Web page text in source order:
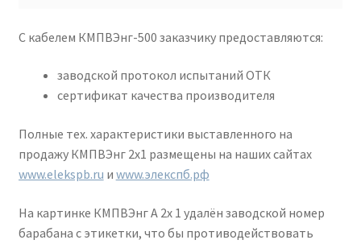
С кабелем КМПВЭнг-500 заказчику предоставляются:
заводской протокол испытаний ОТК
сертификат качества производителя
Полные тех. характеристики выставленного на
продажу КМПВЭнг 2х1 размещены на наших сайтах
www.elekspb.ru и www.элекспб.рф
На картинке КМПВЭнг А 2х 1 удалён заводской номер
барабана с этикетки, что бы противодействовать